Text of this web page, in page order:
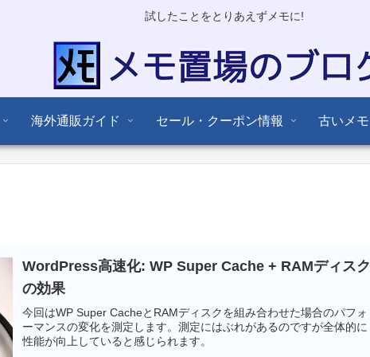
試したことをとりあえずメモに!
海外通販ガイド セール・クーポン情報 古いメモ
WordPress高速化: WP Super Cache + RAMディスク
の効果
今回はWP Super CacheとRAMディスクを組み合わせた場合のパフォ
ーマンスの変化を測定します。測定にはぶれがあるのですが全体的に
性能が向上していると感じられます。